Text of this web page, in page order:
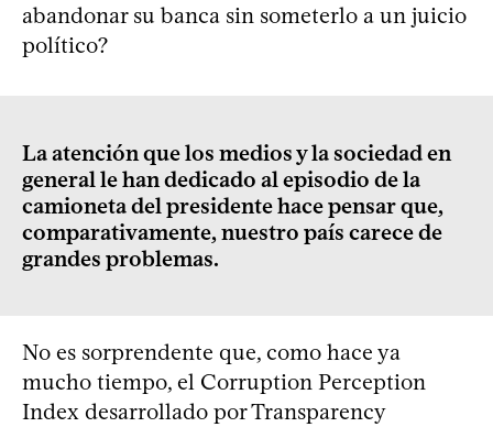
abandonar su banca sin someterlo a un juicio
político?
La atención que los medios y la sociedad en
general le han dedicado al episodio de la
camioneta del presidente hace pensar que,
comparativamente, nuestro país carece de
grandes problemas.
No es sorprendente que, como hace ya
mucho tiempo, el Corruption Perception
Index desarrollado por Transparency